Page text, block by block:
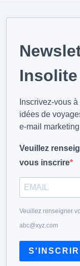
Insolite
Inscrivez-vous
idées de
e-mail
Veuillez
vous inscrire
Veuillez renseigner
abc@xyz.com